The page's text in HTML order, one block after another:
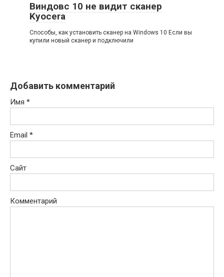
Виндовс 10 не видит сканер
Kyocera
Способы, как установить сканер на Windows 10 Если вы
купили новый сканер и подключили
Добавить комментарий
Имя *
Email *
Сайт
Комментарий